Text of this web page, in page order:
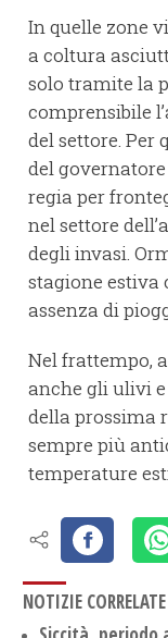
In quelle zone
a coltura
solo tramite la
comprensibile
del settore. Per
del
regia per
nel settore
degli invasi.
stagione estiva
assenza di
Nel frattempo,
anche gli ulivi
della prossima
sempre più
temperature
NOTIZIE CORRELATE